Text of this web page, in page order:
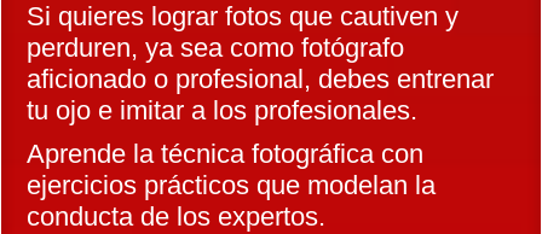
Si quieres lograr fotos que cautiven y
perduren, ya sea como fotógrafo
aficionado o profesional, debes entrenar
tu ojo e imitar a los profesionales.
Aprende la técnica fotográfica con
ejercicios prácticos que modelan la
conducta de los expertos.